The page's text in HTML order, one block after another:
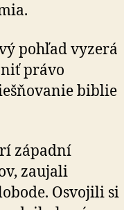
pohľad vyzerá
právo
biblie
západní
zaujali
Osvojili si